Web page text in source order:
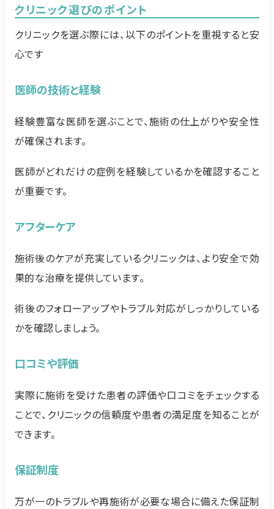
クリニック選びのポイント
クリニックを選ぶ際には、以下のポイントを重視すると安
心です
医師の技術と経験
経験豊富な医師を選ぶことで、施術の仕上がりや安全性
が確保されます。
医師がどれだけの症例を経験しているかを確認すること
が重要です。
アフターケア
施術後のケアが充実しているクリニックは、より安全で効
果的な治療を提供しています。
術後のフォローアップやトラブル対応がしっかりしている
かを確認しましょう。
口コミや評価
実際に施術を受けた患者の評価や口コミをチェックする
ことで、クリニックの信頼度や患者の満足度を知ることが
できます。
保証制度
万が一のトラブルや再施術が必要な場合に備えた保証制